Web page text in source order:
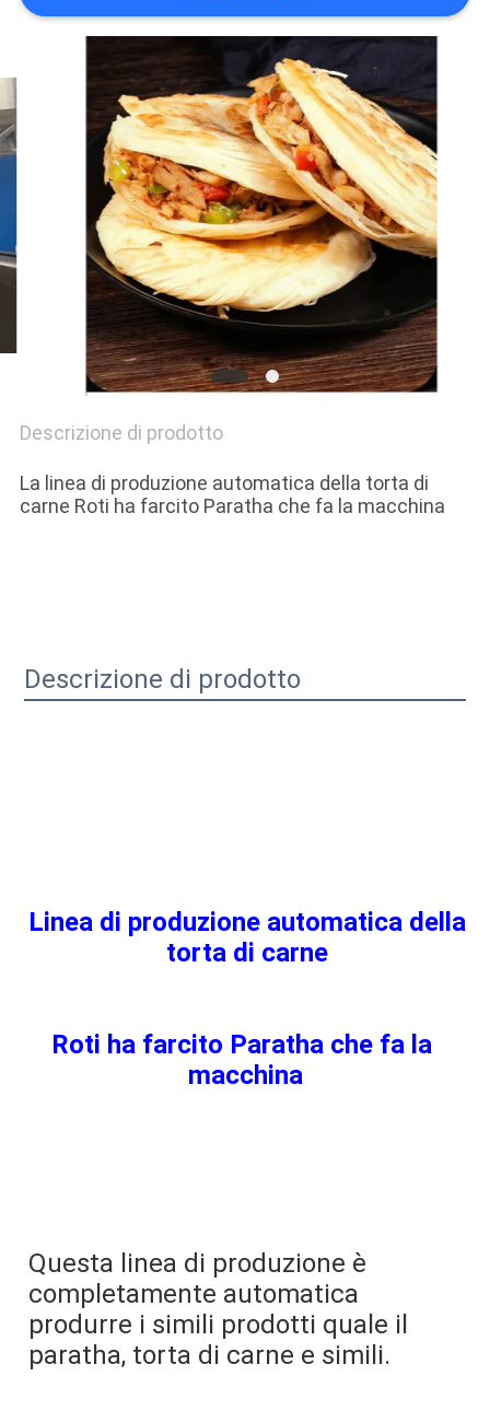
MAPPA
DEL
SITO
PRIVACY
POLICY
Descrizione di prodotto
La linea di produzione automatica della torta di
carne Roti ha farcito Paratha che fa la macchina
Descrizione di prodotto
Linea di produzione automatica della
torta di carne
Roti ha farcito Paratha che fa la
macchina
Questa linea di produzione è
completamente automatica
produrre i simili prodotti quale il
paratha, torta di carne e simili.